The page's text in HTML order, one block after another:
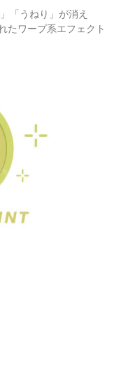
「うねり」が消え
たワープ系エフェクト